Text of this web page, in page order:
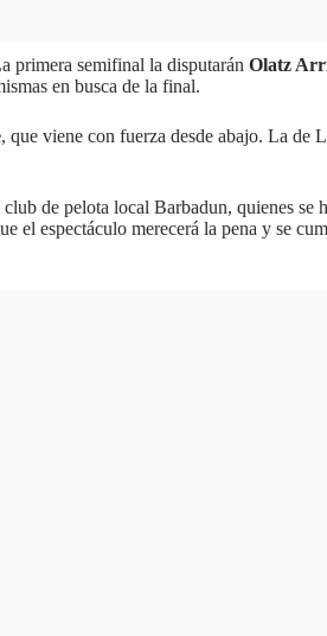
primera semifinal la disputarán Olatz
en busca de la final.
, que viene con fuerza desde abajo. La de
de pelota local Barbadun, quienes se
el espectáculo merecerá la pena y se